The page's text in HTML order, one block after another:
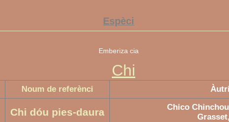
Espèci
Emberiza cia
Chi
Noum de referènci
Chi dóu pies-daura
Chico